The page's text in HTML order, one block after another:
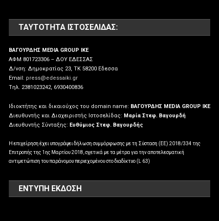
ΤΑΥΤΌΤΗΤΑ ΙΣΤΟΣΕΛΊΔΑΣ:
ΒΑΓΟΥΡΔΗΣ MEDIA GROUP IKE
ΑΦΜ 801723306 – ΔΟΥ ΕΔΕΣΣΑΣ
Δ/νση: Δημοκρατίας 23, ΤΚ 58200 Εδεσσα
Email: press@edessaiki.gr
Tηλ. 2381023242, 6930400836
Ιδιοκτήτης και δικαιούχος του domain name: ΒΑΓΟΥΡΔΗΣ MEDIA GROUP IKE
Διευθυντής και Διαχειριστής Ιστοσελίδας: Μαρία Στεφ. Βαγουρδή
Διευθυντής Σύνταξης: Ευθύμιος Στεφ. Βαγουρδής
Η επιχείρηση έχει υπογράψει δήλωση συμμόρφωσης με τη Σύσταση (ΕΕ) 2018/334 της
Επιτροπής της 1ης Μαρτίου 2018, σχετικά με τα μέτρα για την αποτελεσματική
αντιμετώπιση του παράνομου περιεχομένου στο διαδίκτυο (L 63)
ΕΝΤΥΠΗ ΕΚΔΟΣΗ